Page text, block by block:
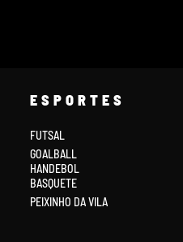
ESPORTES
FUTSAL
GOALBALL
HANDEBOL
BASQUETE
PEIXINHO DA VILA